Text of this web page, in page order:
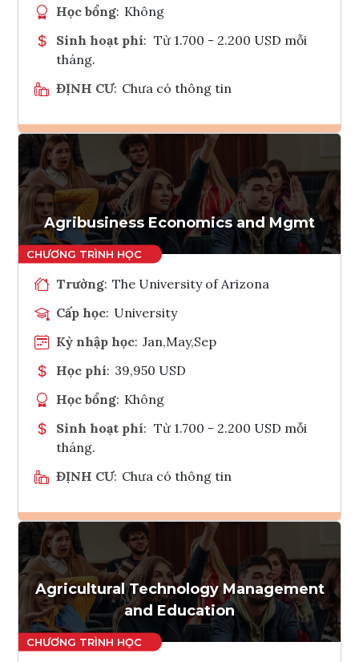
Học bổng: Không
Sinh hoạt phí: Từ 1.700 - 2.200 USD mỗi
tháng.
ĐỊNH CƯ: Chưa có thông tin
Ghi danh
Tham vấn Interlink
Agribusiness Economics and Mgmt
Trường: The University of Arizona
Cấp học: University
Kỳ nhập học: Jan,May,Sep
Học phí: 39,950 USD
Học bổng: Không
Sinh hoạt phí: Từ 1.700 - 2.200 USD mỗi
tháng.
ĐỊNH CƯ: Chưa có thông tin
Ghi danh
Tham vấn Interlink
Agricultural Technology Management
and Education